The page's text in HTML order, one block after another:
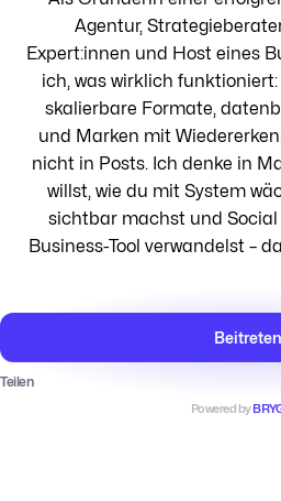
Agentur,
Expert:innen und Host eines
ich, was wirklich
skalierbare Formate,
und Marken mit
nicht in Posts. Ich denke in
willst, wie du mit System
sichtbar machst und
Business-Tool verwandelst –
Beitreten
Teilen
Powered by